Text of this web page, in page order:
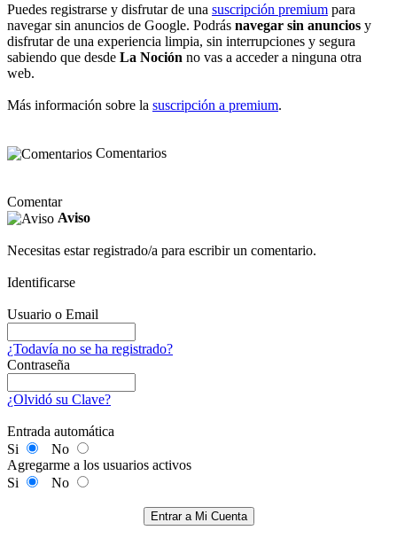
Puedes registrarse y disfrutar de una suscripción premium para
navegar sin anuncios de Google. Podrás navegar sin anuncios y
disfrutar de una experiencia limpia, sin interrupciones y segura
sabiendo que desde La Noción no vas a acceder a ninguna otra
web.
Más información sobre la suscripción a premium.
Comentarios
Comentar
Aviso
Necesitas estar registrado/a para escribir un comentario.
Identificarse
Usuario o Email
¿Todavía no se ha registrado?
Contraseña
¿Olvidó su Clave?
Entrada automática
Si
No
Agregarme a los usuarios activos
Si
No
Entrar a Mi Cuenta